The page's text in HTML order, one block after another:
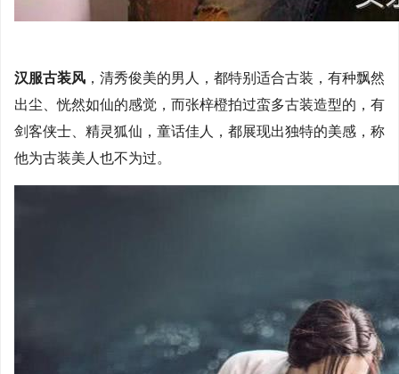
汉服古装风 ，清秀俊美的男人，都特别适合古装，有种飘然
出尘、恍然如仙的感觉，而张梓橙拍过蛮多古装造型的，有
剑客侠士、精灵狐仙，童话佳人，都展现出独特的美感，称
他为古装美人也不为过。